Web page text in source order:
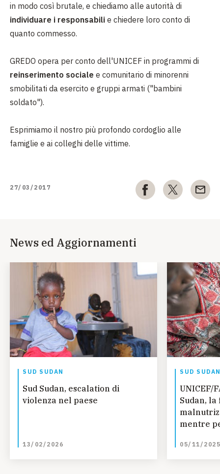
in modo così brutale, e chiediamo alle autorità di
individuare i responsabili e chiedere loro conto di
quanto commesso.
GREDO opera per conto dell'UNICEF in programmi di
reinserimento sociale e comunitario di minorenni
smobilitati da esercito e gruppi armati ("bambini
soldato").
Esprimiamo il nostro più profondo cordoglio alle
famiglie e ai colleghi delle vittime.
27/03/2017
News ed Aggiornamenti
SUD SUDAN
Sud Sudan, escalation di
violenza nel paese
13/02/2026
SUD
UNICEF/
Sudan, la
mentre
05/11/2025